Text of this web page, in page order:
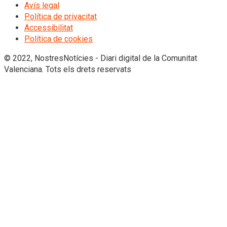
Avís legal
Política de privacitat
Accessibilitat
Política de cookies
© 2022, NostresNotícies - Diari digital de la Comunitat
Valenciana. Tots els drets reservats